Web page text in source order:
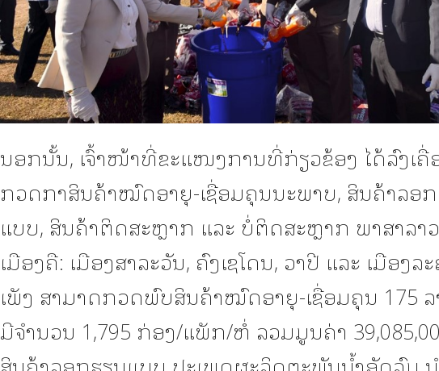
ນອກນັ້ນ, ເຈົ້າໜ້າທີ່ຂະແໜງການທີ່ກ່ຽວຂ້ອງ ໄດ້ລົງເຄື່
ກວດກາສິນຄ້າໝົດອາຍຸ-ເຊື່ອມຄຸນນະພາບ, ສິນຄ້າລອ
ແບບ, ສິນຄ້າຕິດສະຫຼາກ ແລະ ບໍ່ຕິດສະຫຼາກ ພາສາລາ
ເມືອງຄື: ເມືອງສາລະວັນ, ຄົງເຊໂດນ, ວາປີ ແລະ ເມືອງລ
ເພັງ ສາມາດກວດພົບສິນຄ້າໝົດອາຍຸ-ເຊື່ອມຄຸນ 175
ມີຈໍານວນ 1,795 ກ່ອງ/ແພັກ/ຫໍ່ ລວມມູນຄ່າ